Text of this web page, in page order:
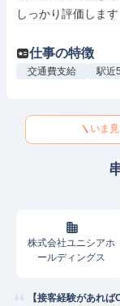
しっかり評価します
仕事の特徴
交通費支給 駅近
いま
株式会社ユニシアホ
ールディングス
【接客経験があれ